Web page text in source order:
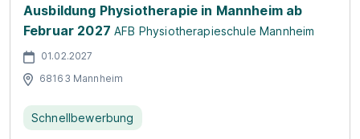
Ausbildung Physiotherapie in Mannheim ab
Februar 2027 AFB Physiotherapieschule Mannheim
01.02.2027
68163 Mannheim
Schnellbewerbung